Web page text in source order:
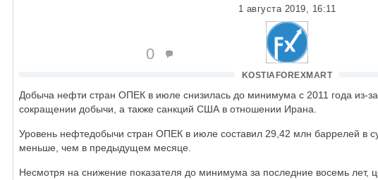
1 августа 2019, 16:11
KOSTIAFOREXMART
0
Добыча нефти стран ОПЕК в июле снизилась до минимума с 2011 года из-
сокращении добычи, а также санкций США в отношении Ирана.
Уровень нефтедобычи стран ОПЕК в июле составил 29,42 млн баррелей в
меньше, чем в предыдущем месяце.
Несмотря на снижение показателя до минимума за последние восемь лет,